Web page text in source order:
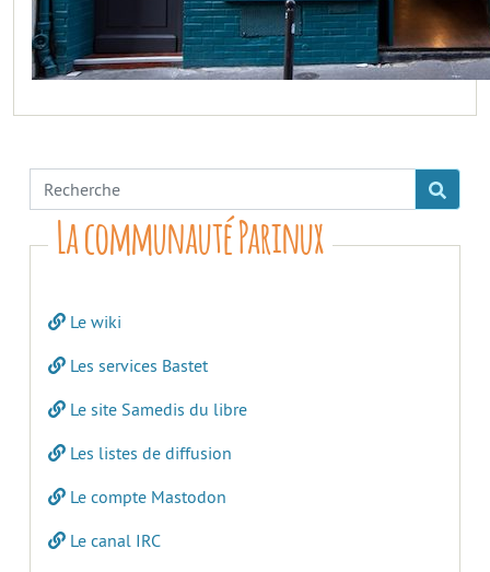
La communauté Parinux
Le wiki
Les services Bastet
Le site Samedis du libre
Les listes de diffusion
Le compte Mastodon
Le canal IRC